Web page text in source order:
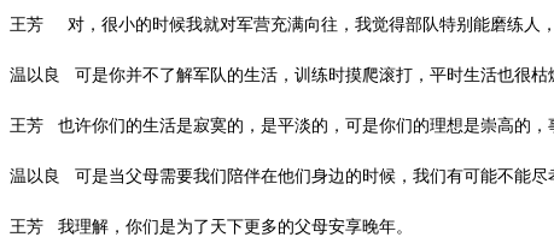
王芳 对，很小的时候我就对军营充满向往，我觉得部队特别能磨练人
温以良 可是你并不了解军队的生活，训练时摸爬滚打，平时生活也很枯
王芳 也许你们的生活是寂寞的，是平淡的，可是你们的理想是崇高的，
温以良 可是当父母需要我们陪伴在他们身边的时候，我们有可能不能尽
王芳 我理解，你们是为了天下更多的父母安享晚年。